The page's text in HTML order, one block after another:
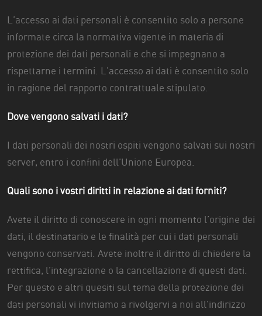
L’accesso ai dati personali è consentito solo a persone
informate circa la normativa vigente in materia di
protezione dei dati personali e che si impegnano a
rispettarne i termini. L’accesso ai dati è consentito solo
in ragione del rapporto contrattuale stipulato.
Dove vengono salvati i dati?
I dati personali dei nostri ospiti vengono salvati sui nostri
server, entro i confini dell’Unione Europea.
Quali sono i vostri diritti in relazione ai dati forniti?
Avete il diritto di conoscere in ogni momento l’origine dei
dati, il destinatario e le finalità per cui i dati personali
vengono conservati. Avete inoltre il diritto di chiedere la
rettifica, l’integrazione o la cancellazione di questi dati.
Per questo e altri quesiti sul tema della protezione dei
dati personali vi invitiamo a rivolgervi a noi all’indirizzo